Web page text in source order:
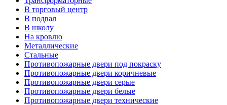
В торговый центр
В подвал
В школу
На кровлю
Металлические
Стальные
Противопожарные двери под покраску
Противопожарные двери коричневые
Противопожарные двери серые
Противопожарные двери белые
Противопожарные двери технические